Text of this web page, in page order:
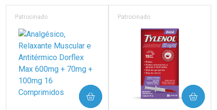
Laboratório
Por Menos Laboratório
Por Menos
Patrocinado
COMPRAR
Patrocinado
COMPRAR